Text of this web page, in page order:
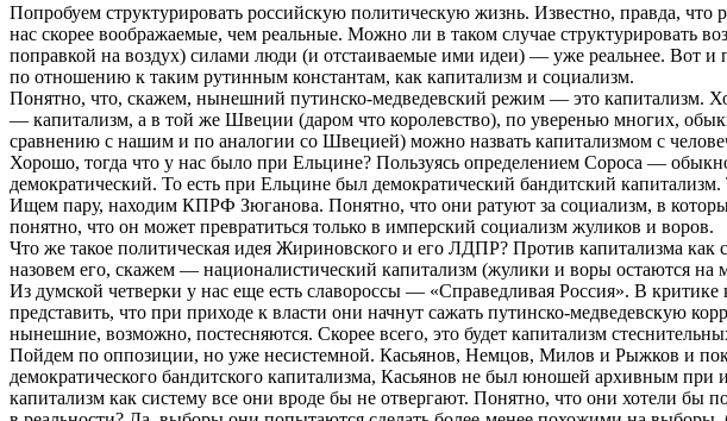
Попробуем структурировать российскую политическую жизнь. Известно, правда,
нас скорее воображаемые, чем реальные. Можно ли в таком случае
поправкой на воздух) силами люди (и отстаиваемые ими идеи) — уже реальнее. Вот и
по отношению к таким рутинным константам, как капитализм и социализм.
Понятно, что, скажем, нынешний путинско-медведевский режим — это капитализм.
— капитализм, а в той же Швеции (даром что королевство), по уверенью многих,
сравнению с нашим и по аналогии со Швецией) можно назвать капитализмом с
Хорошо, тогда что у нас было при Ельцине? Пользуясь определением Сороса —
демократический. То есть при Ельцине был демократический бандитский
Ищем пару, находим КПРФ Зюганова. Понятно, что они ратуют за социализм, в
понятно, что он может превратиться только в имперский социализм жуликов и воров.
Что же такое политическая идея Жириновского и его ЛДПР? Против капитализма
назовем его, скажем — националистический капитализм (жулики и воры остаются на
Из думской четверки у нас еще есть славороссы — «Справедливая Россия». В
представить, что при приходе к власти они начнут сажать путинско-медведевскую
нынешние, возможно, постесняются. Скорее всего, это будет капитализм
Пойдем по оппозиции, но уже несистемной. Касьянов, Немцов, Милов и Рыжков и
демократического бандитского капитализма, Касьянов не был юношей архивным
капитализм как систему все они вроде бы не отвергают. Понятно, что они хотели бы